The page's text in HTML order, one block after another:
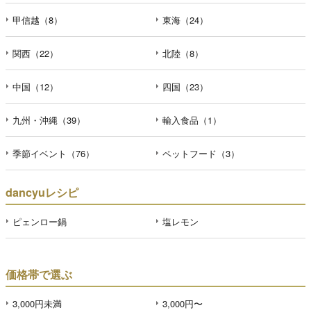
甲信越（8） 東海（24）
関西（22） 北陸（8）
中国（12） 四国（23）
九州・沖縄（39） 輸入食品（1）
季節イベント（76） ペットフード（3）
dancyuレシピ
ピェンロー鍋 塩レモン
価格帯で選ぶ
3,000円未満 3,000円〜